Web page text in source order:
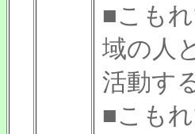
■こも
域の人
活動す
■こも